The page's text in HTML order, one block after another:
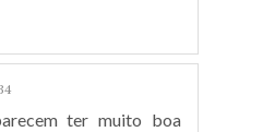
ter muito boa